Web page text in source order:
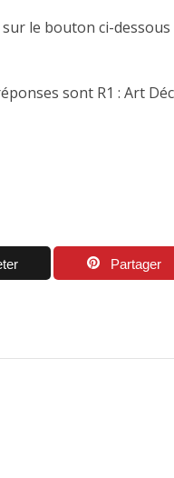
sur le bouton ci-dessous
sont R1 : Art
Partager